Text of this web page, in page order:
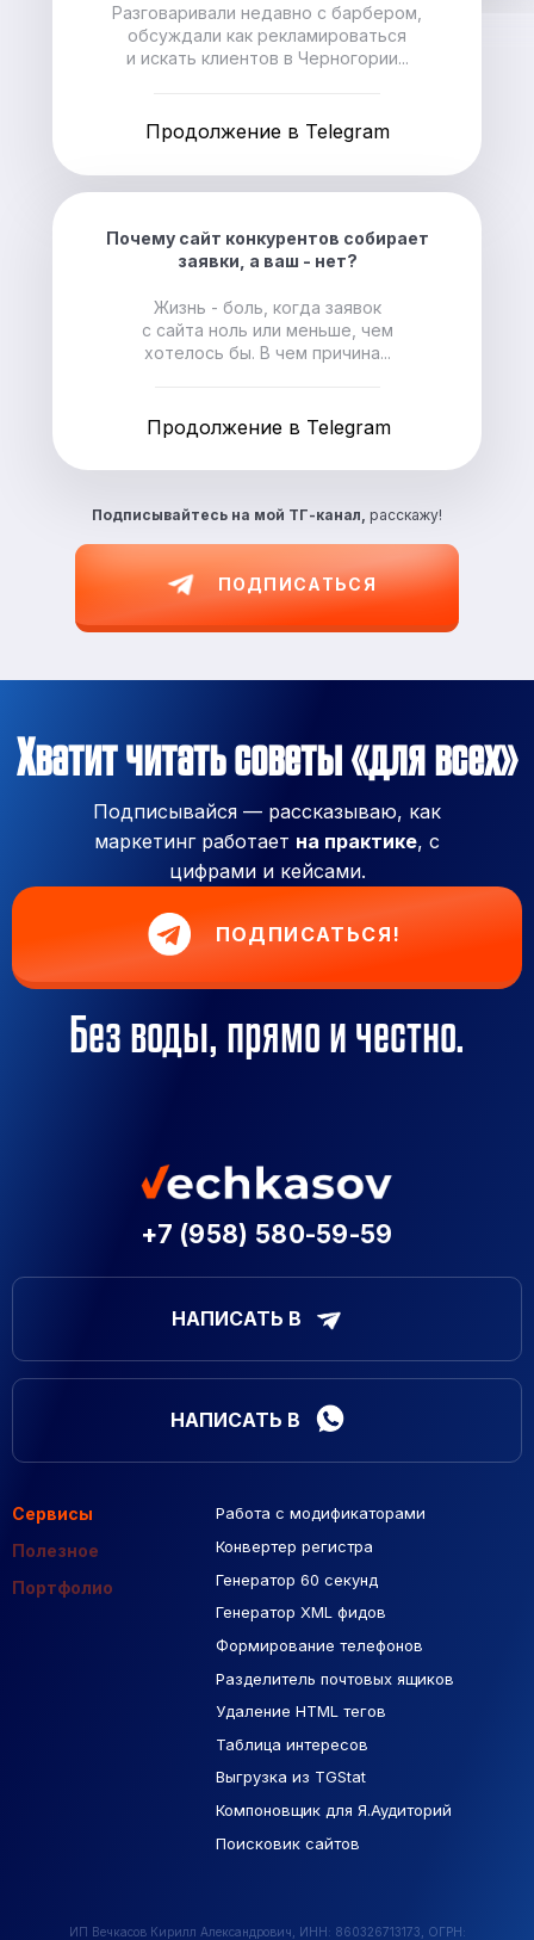
Подписывайтесь на мой ТГ-канал, расскажу!
ПОДПИСАТЬСЯ
Разговаривали недавно с барбером,
обсуждали как рекламироваться
и искать клиентов в Черногории...
Продолжение в Telegram
Почему сайт конкурентов собирает
заявки, а ваш - нет?
Жизнь - боль, когда заявок
с сайта ноль или меньше, чем
хотелось бы. В чем причина...
Продолжение в Telegram
Хватит читать советы «для всех»
Подписывайся — рассказываю, как
маркетинг работает на практике, с
цифрами и кейсами.
ПОДПИСАТЬСЯ!
Без воды, прямо и честно.
+7 (958) 580-59-59
НАПИСАТЬ В
НАПИСАТЬ В
Сервисы
Полезное
Портфолио
Работа с модификаторами
Конвертер регистра
Генератор 60 секунд
Генератор XML фидов
Формирование телефонов
Разделитель почтовых ящиков
Удаление HTML тегов
Таблица интересов
Выгрузка из TGStat
Компоновщик для Я.Аудиторий
Поисковик сайтов
Подборка сайтов
Макеты Figma
База Яндекс Карты
РСЯ площадки
Созданные сайты
Контекстная реклама
ИП Вечкасов Кирилл Александрович, ИНН: 860326713173, ОГРН: